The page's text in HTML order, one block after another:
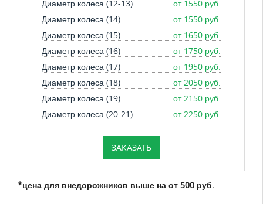
Диаметр колеса (12-13)
от 1550 руб.
Диаметр колеса (14)
от 1550 руб.
Диаметр колеса (15)
от 1650 руб.
Диаметр колеса (16)
от 1750 руб.
Диаметр колеса (17)
от 1950 руб.
Диаметр колеса (18)
от 2050 руб.
Диаметр колеса (19)
от 2150 руб.
Диаметр колеса (20-21)
от 2250 руб.
ЗАКАЗАТЬ
*цена для внедорожников выше на от 500 руб.